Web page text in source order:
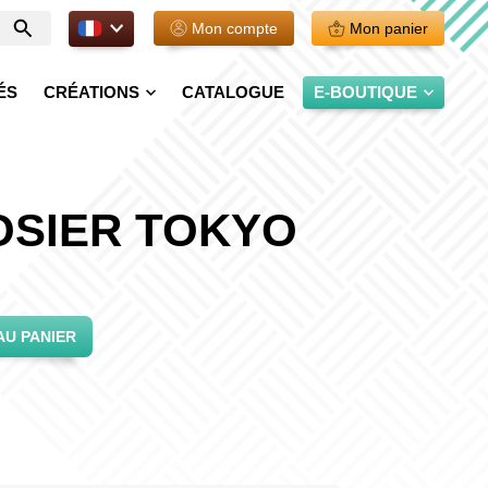
Entrer
votre
FR. Mon compte Mon panier
CRÉATIONS CATALOGUE E-BOUTIQUE
TOKYO
PANIER